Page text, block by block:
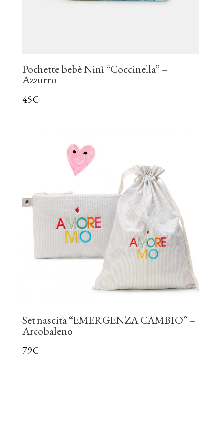
Pochette bebè Ninì “Coccinella” –
Azzurro
45€
Set nascita “EMERGENZA CAMBIO” –
Arcobaleno
79€